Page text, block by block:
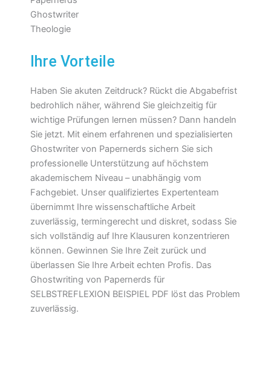
Ihre Vorteile
Haben Sie akuten Zeitdruck? Rückt die Abgabefrist
bedrohlich näher, während Sie gleichzeitig für
wichtige Prüfungen lernen müssen? Dann handeln
Sie jetzt. Mit einem erfahrenen und spezialisierten
Ghostwriter von Papernerds sichern Sie sich
professionelle Unterstützung auf höchstem
akademischem Niveau – unabhängig vom
Fachgebiet. Unser qualifiziertes Expertenteam
übernimmt Ihre wissenschaftliche Arbeit
zuverlässig, termingerecht und diskret, sodass Sie
sich vollständig auf Ihre Klausuren konzentrieren
können. Gewinnen Sie Ihre Zeit zurück und
überlassen Sie Ihre Arbeit echten Profis. Das
Ghostwriting von Papernerds für
SELBSTREFLEXION BEISPIEL PDF löst das Problem
zuverlässig.